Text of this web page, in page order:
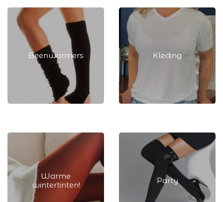
Beenwarmers Kleding
Warme
wintertinten!
Party